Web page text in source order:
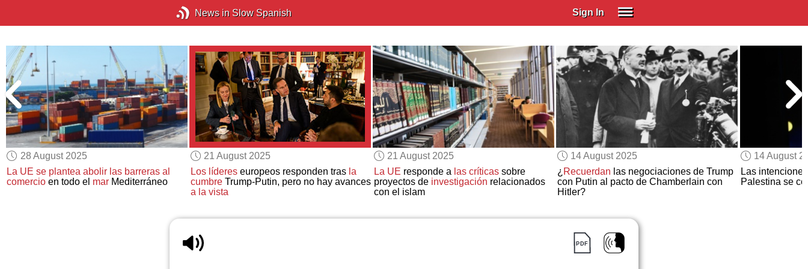
News in Slow Spanish Sign In
Spanish (Spain)
Spanish (Latino)
SUBSCRIBE
EDUCATIONAL LICENSES
GIFT CARDS
OTHER LANGUAGES
ABOUT US
28 August 2025
La UE se plantea abolir las barreras al
comercio en todo el mar Mediterráneo
21 August 2025
Los lídereseuropeos responden tras la
cumbreTrump-Putin, pero no hay avances
a la vista
21 August 2025
La UE responde a las críticassobre
proyectos de investigación relacionados
con el islam
14 August 2025
¿Recuerdan las negociaciones de Trump
con Putin al pacto de Chamberlain con
Hitler?
14 August
Las
Palestina se